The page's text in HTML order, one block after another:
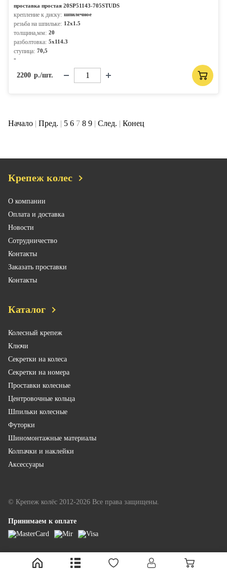
проставка простая 20SP51143-705STUDS
крепление к диску: шпилечное
резьба на шпильке: 12x1.5
толщина,мм: 20
разболтовка: 5x114.3
ступица: 70,5
-
2200 р./шт.
Начало | Пред. | 5 6 7 8 9 | След. | Конец
Крепеж колес
О компании
Оплата и доставка
Новости
Сотрудничество
Контакты
Заказать проставки
Контакты
Каталог
Колесный крепеж
Ключи
Секретки на колеса
Секретки на номера
Проставки колесные
Центровочные кольца
Шпильки колесные
Футорки
Шиномонтажные материалы
Колпачки и наклейки
Аксессуары
© Крепеж колёс 2012-2026 Все права защищены.
Принимаем к оплате
LINKOR - разработка и продвижение